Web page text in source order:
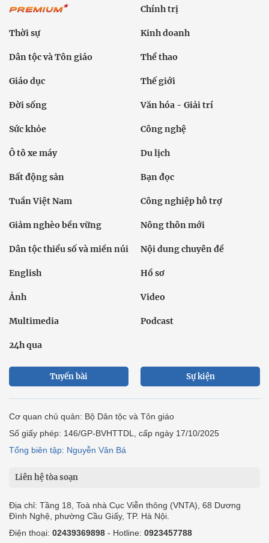
Chính trị
Thời sự Kinh doanh
Dân tộc và Tôn giáo Thể thao
Giáo dục Thế giới
Đời sống Văn hóa - Giải trí
Sức khỏe Công nghệ
Ô tô xe máy Du lịch
Bất động sản Bạn đọc
Tuần Việt Nam Công nghiệp hỗ trợ
Giảm nghèo bền vững Nông thôn mới
Dân tộc thiểu số và miền núi Nội dung chuyên đề
English Hồ sơ
Ảnh Video
Multimedia Podcast
24h qua
Tuyến bài Sự kiện
Cơ quan chủ quản: Bộ Dân tộc và Tôn giáo
Số giấy phép: 146/GP-BVHTTDL, cấp ngày 17/10/2025
Tổng biên tập: Nguyễn Văn Bá
Liên hệ tòa soạn
Địa chỉ: Tầng 18, Toà nhà Cục Viễn thông (VNTA), 68 Dương
Đình Nghệ, phường Cầu Giấy, TP. Hà Nội.
Điện thoại: 02439369898 - Hotline: 0923457788